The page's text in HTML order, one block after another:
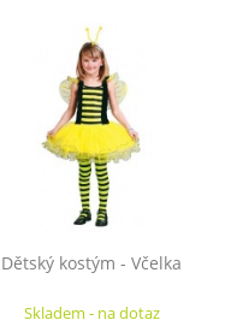
Dětský kostým - Včelka
Skladem - na dotaz